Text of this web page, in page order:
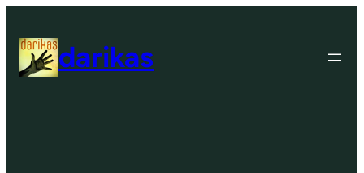
Inhalt
springen darikas